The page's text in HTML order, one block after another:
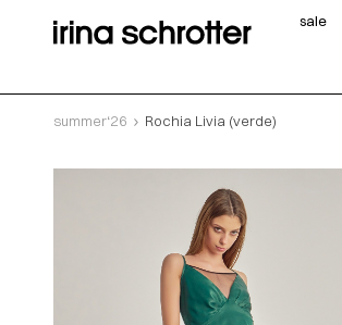
sale
summer‘26 Rochia Livia (verde)